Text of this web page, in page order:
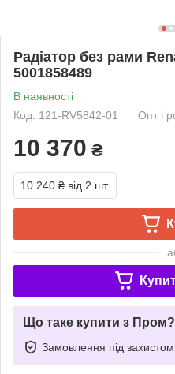
Радіатор без рами
5001858489
В наявності
Код: 121-RV5842-01
Опт і
10 370 ₴
10 240 ₴ від 2 шт.
Що таке купити з Пром?
Замовлення під захистом